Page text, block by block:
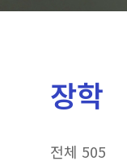
장학
전체 505